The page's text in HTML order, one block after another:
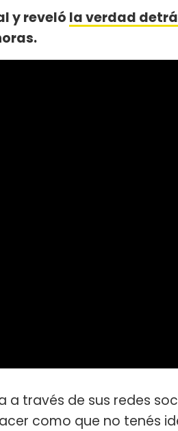
y reveló la verdad
a través de sus redes
como que no tenés